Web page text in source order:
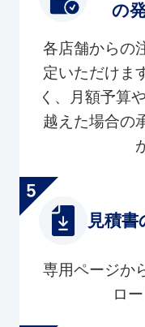
の
各店舗からの
定いただけま
く、月額予算
越えた場合の
見積書
専用ページか
ロ